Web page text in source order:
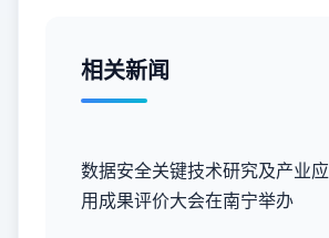
相关新闻
数据安全关键技术研究及产业应
用成果评价大会在南宁举办